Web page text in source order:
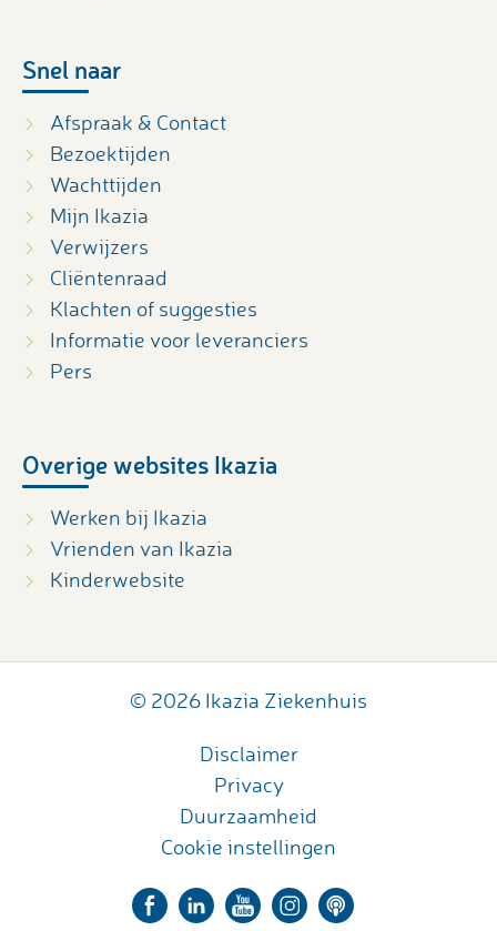
Snel naar
Afspraak & Contact
Bezoektijden
Wachttijden
Mijn Ikazia
Verwijzers
Cliëntenraad
Klachten of suggesties
Informatie voor leveranciers
Pers
Overige websites Ikazia
Werken bij Ikazia
Vrienden van Ikazia
Kinderwebsite
© 2026 Ikazia Ziekenhuis
Disclaimer
Privacy
Duurzaamheid
Cookie instellingen